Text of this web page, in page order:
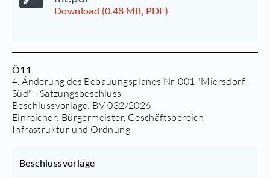
Download (0.48 MB, PDF)
Ö11
4. Änderung des Bebauungsplanes Nr. 001 "Miersdorf-
Süd" - Satzungsbeschluss
Beschlussvorlage: BV-032/2026
Einreicher: Bürgermeister, Geschäftsbereich
Infrastruktur und Ordnung
Beschlussvorlage